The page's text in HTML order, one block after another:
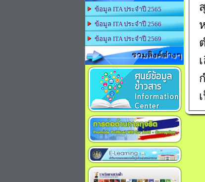
ข้อมูล ITA ประจำปี 2565
ข้อมูล ITA ประจำปี 2566
ข้อมูล ITA ประจำปี 2569
รวมลิงค์ต่างๆ